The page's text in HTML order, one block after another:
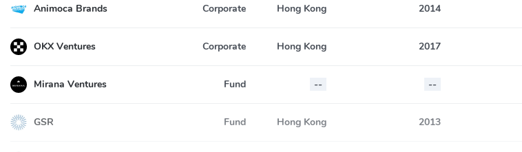
Animoca Brands Corporate Hong Kong 2014
OKX Ventures Corporate Hong Kong 2017
Mirana Ventures Fund -- --
GSR Fund Hong Kong 2013